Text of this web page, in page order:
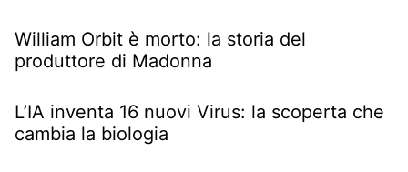
William Orbit è morto: la storia del
produttore di Madonna
L’IA inventa 16 nuovi Virus: la scoperta che
cambia la biologia